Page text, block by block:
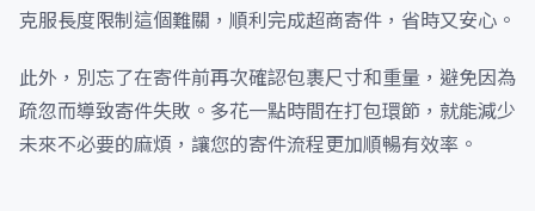
克服長度限制這個難關，順利完成超商寄件，省時又安心。
此外，別忘了在寄件前再次確認包裹尺寸和重量，避免因為
疏忽而導致寄件失敗。多花一點時間在打包環節，就能減少
未來不必要的麻煩，讓您的寄件流程更加順暢有效率。